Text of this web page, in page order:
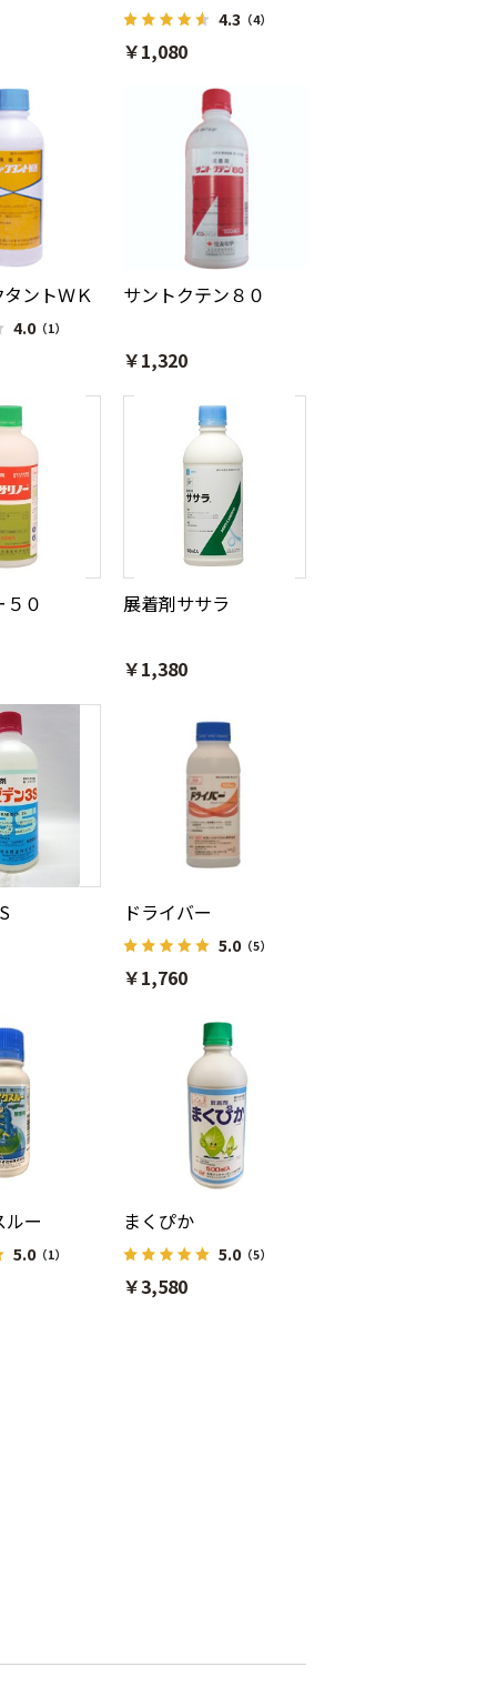
4.3 （4）
￥1,080
ントＷＫ
4.0（1）
サントクテン８０
￥1,320
０ 展着剤ササラ
￥1,380
ドライバー
5.0（5）
￥1,760
ルー
5.0（1）
まくぴか
5.0（5）
￥3,580